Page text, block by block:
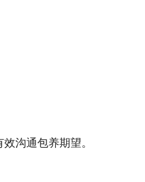
沟通包养期望。